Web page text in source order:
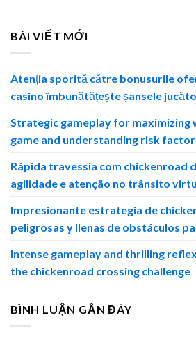
BÀI VIẾT MỚI
Atenția sporită către bonusurile
casino îmbunătățește șansele
Strategic gameplay for maximizing
game and understanding risk
Rápida travessia com chickenroad
agilidade e atenção no trânsito
Impresionante estrategia de
peligrosas y llenas de obstáculos
Intense gameplay and thrilling
the chickenroad crossing challenge
BÌNH LUẬN GẦN ĐÂY